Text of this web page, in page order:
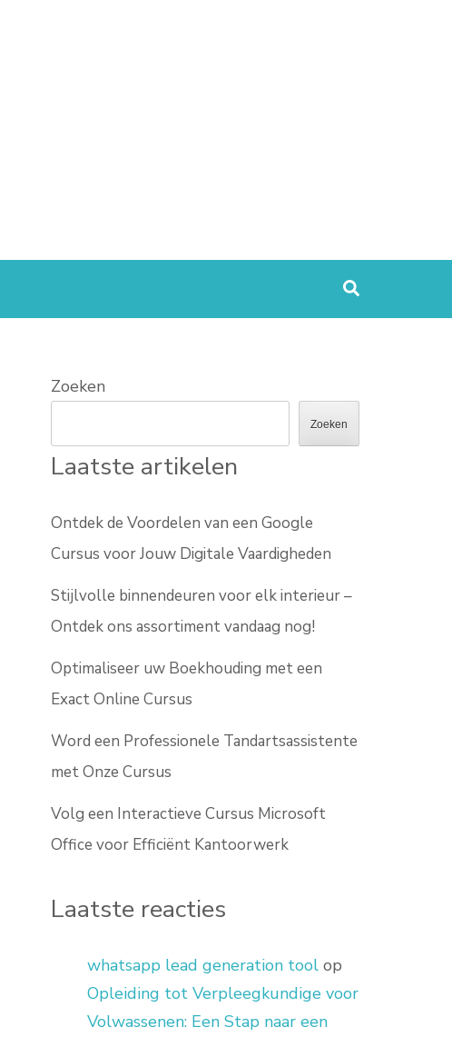
Zoeken
Zoeken
Laatste artikelen
Ontdek de Voordelen van een Google
Cursus voor Jouw Digitale Vaardigheden
Stijlvolle binnendeuren voor elk interieur –
Ontdek ons assortiment vandaag nog!
Optimaliseer uw Boekhouding met een
Exact Online Cursus
Word een Professionele Tandartsassistente
met Onze Cursus
Volg een Interactieve Cursus Microsoft
Office voor Efficiënt Kantoorwerk
Laatste reacties
whatsapp lead generation tool op
Opleiding tot Verpleegkundige voor
Volwassenen: Een Stap naar een